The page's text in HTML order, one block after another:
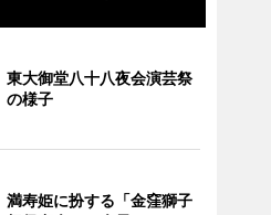
東大御堂八十八夜会演芸祭
の様子
満寿姫に扮する「金窪獅子